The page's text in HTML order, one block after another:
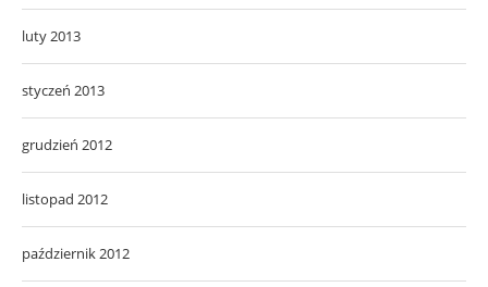
luty 2013
styczeń 2013
grudzień 2012
listopad 2012
październik 2012